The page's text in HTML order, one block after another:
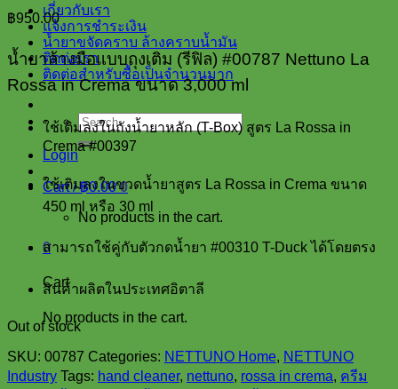
เกี่ยวกับเรา
แจ้งการชำระเงิน
น้ำยาขจัดคราบ ล้างคราบน้ำมัน
ติดต่อเรา
ติดต่อสำหรับซื้อเป็นจำนวนมาก
Search
for:
Login
Cart /฿0.00 0
No products in the cart.
0
Cart
No products in the cart.
฿950.00
น้ำยาล้างมือแบบถุงเติม (รีฟิล) #00787 Nettuno La
Rossa in Crema ขนาด 3,000 ml
ใช้เติมลงในถังน้ำยาหลัก (T-Box) สูตร La Rossa in
Crema #00397
ใช้เติมลงในขวดน้ำยาสูตร La Rossa in Crema ขนาด
450 ml หรือ 30 ml
สามารถใช้คู่กับตัวกดน้ำยา #00310 T-Duck ได้โดยตรง
สินค้าผลิตในประเทศอิตาลี
Out of stock
SKU: 00787 Categories: NETTUNO Home, NETTUNO
Industry Tags: hand cleaner, nettuno, rossa in crema, ครีม